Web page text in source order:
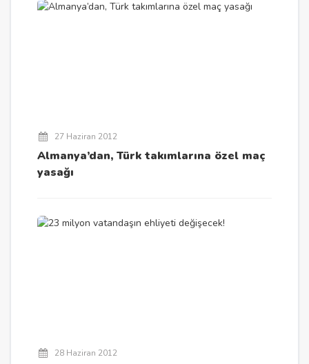
27 Haziran 2012
Almanya’dan, Türk takımlarına özel maç
yasağı
28 Haziran 2012